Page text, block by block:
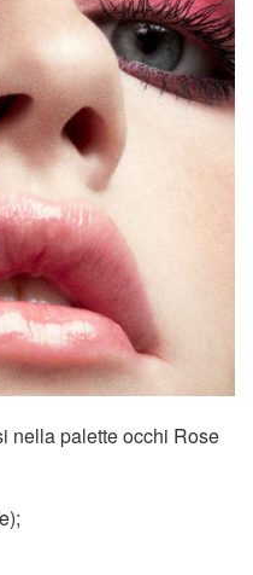
nella palette occhi Rose